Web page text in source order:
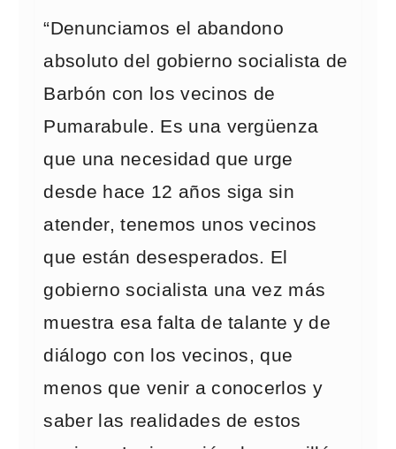
“Denunciamos el abandono
absoluto del gobierno socialista de
Barbón con los vecinos de
Pumarabule. Es una vergüenza
que una necesidad que urge
desde hace 12 años siga sin
atender, tenemos unos vecinos
que están desesperados. El
gobierno socialista una vez más
muestra esa falta de talante y de
diálogo con los vecinos, que
menos que venir a conocerlos y
saber las realidades de estos